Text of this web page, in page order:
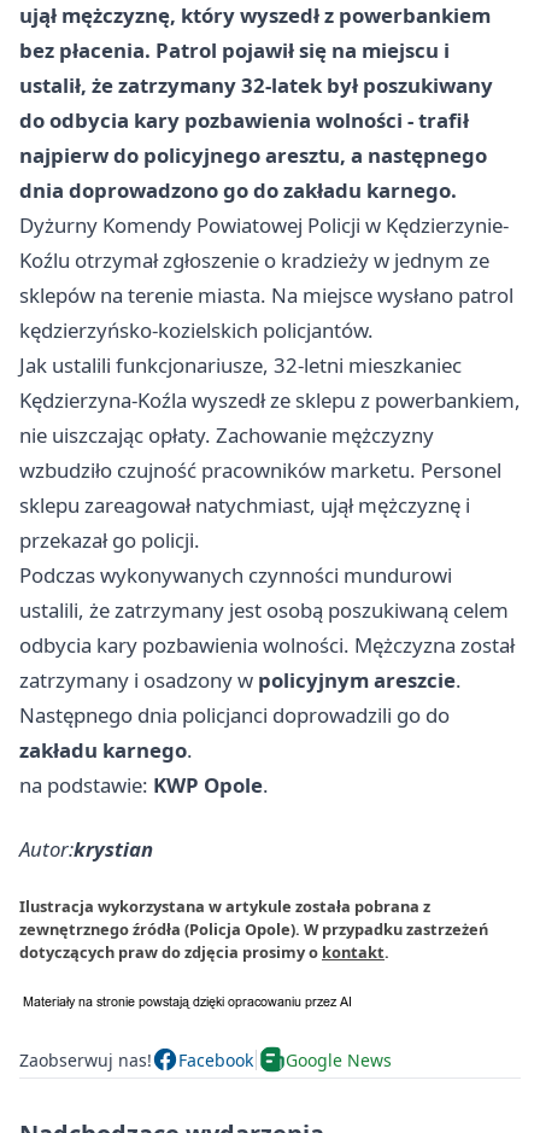
ujął mężczyznę, który wyszedł z powerbankiem
bez płacenia. Patrol pojawił się na miejscu i
ustalił, że zatrzymany 32-latek był poszukiwany
do odbycia kary pozbawienia wolności - trafił
najpierw do policyjnego aresztu, a następnego
dnia doprowadzono go dozakładu karnego.
Dyżurny Komendy Powiatowej Policji w Kędzierzynie-
Koźlu otrzymał zgłoszenie o kradzieży w jednym ze
sklepów na terenie miasta. Na miejsce wysłano patrol
kędzierzyńsko-kozielskich policjantów.
Jak ustalili funkcjonariusze, 32-letni mieszkaniec
Kędzierzyna-Koźla wyszedł ze sklepu z powerbankiem,
nie uiszczając opłaty. Zachowanie mężczyzny
wzbudziło czujność pracowników marketu. Personel
sklepu zareagował natychmiast, ujął mężczyznę i
przekazał go policji.
Podczas wykonywanych czynności mundurowi
ustalili, że zatrzymany jest osobą poszukiwaną celem
odbycia kary pozbawienia wolności. Mężczyzna został
zatrzymany i osadzony w policyjnym areszcie.
Następnego dnia policjanci doprowadzili go do
zakładu karnego.
na podstawie: KWP Opole.
Autor:krystian
Ilustracja wykorzystana w artykule została pobrana z
zewnętrznego źródła (Policja Opole). W przypadku zastrzeżeń
dotyczących praw do zdjęcia prosimy o kontakt.
Zaobserwuj nas! Facebook Google News